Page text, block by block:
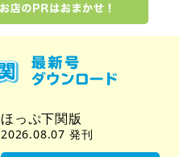
ほっぷ下関版
2026.08.07 発刊